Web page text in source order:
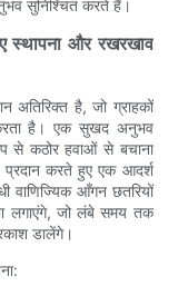
सुनिश्चित करते हैं।
स्थापना और रखरखाव
अतिरिक्त है, जो ग्राहकों
करता है। एक सुखद अनुभव
से कठोर हवाओं से बचाना
प्रदान करते हुए एक आदर्श
वाणिज्यिक आँगन छतरियों
लगाएंगे, जो लंबे समय तक
डालेंगे।